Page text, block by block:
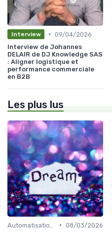
Interview • 09/04/2026
Interview de Johannes
DELAIR de DJ Knowledge SAS
: Aligner logistique et
performance commerciale
en B2B
Les plus lus
• 08/03/2026